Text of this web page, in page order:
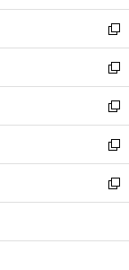
開
く
ウ
で
開
く
ン
ド
ウ
で
開
く
ウ
ィ
ン
ド
ウ
で
開
く
新
し
い
ウ
ィ
ン
ド
ウ
で
開
新
し
い
ウ
ィ
ン
ド
ウ
開
新
し
い
ウ
ィ
ン
ウ
新
し
い
ウ
ン
新
し
ウ